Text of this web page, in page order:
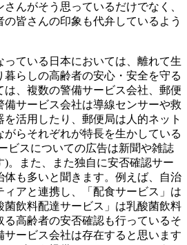
んがそう思っているだけでなく、
皆さんの印象も代弁しているよう
っている日本においては、離れて生
らしの高齢者の安心・安全を守る
、複数の警備サービス会社、郵便
備サービス会社は導線センサーや救
活用したり、郵便局は人的ネット
がらそれぞれが特長を生かしている
ビスについての広告は新聞や雑誌
)。また、また独自に安否確認サー
体も多いと聞きます。例えば、自治
アと連携し、「配食サービス」は
菌飲料配達サービス」は乳酸菌飲料
る高齢者の安否確認も行っているそ
サービス会社は存在すると思います